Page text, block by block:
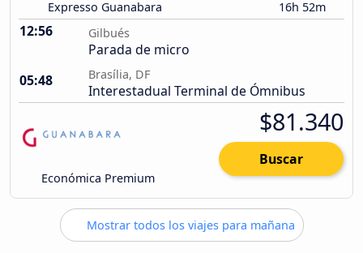
Expresso Guanabara 16h 52m
12:56 Gilbués
Parada de micro
05:48
Brasília, DF
Interestadual Terminal de Ómnibus
Económica Premium
$81.340
Buscar
Mostrar todos los viajes para mañana